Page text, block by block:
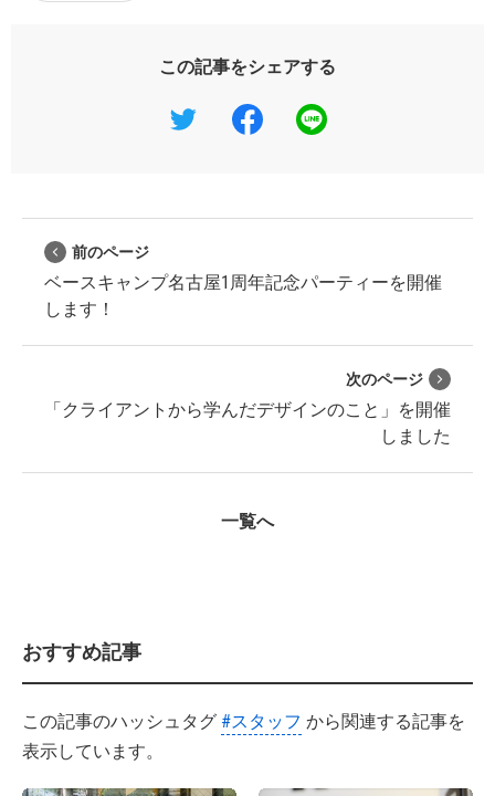
この記事をシェアする
前のページ
ベースキャンプ名古屋1周年記念パーティーを開催
します！
次のページ
「クライアントから学んだデザインのこと」を開催
しました
一覧へ
おすすめ記事
この記事のハッシュタグ #スタッフ から関連する記事を
表示しています。